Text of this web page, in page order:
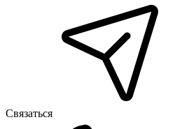
Связаться